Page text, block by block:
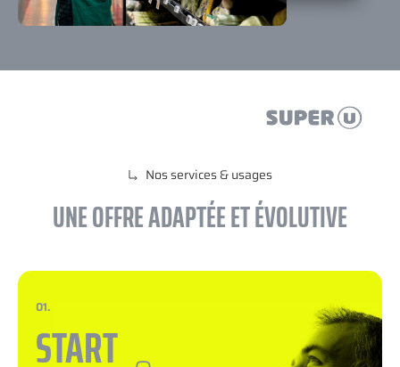
Nos services & usages
UNE OFFRE ADAPTÉE ET ÉVOLUTIVE
01.
START